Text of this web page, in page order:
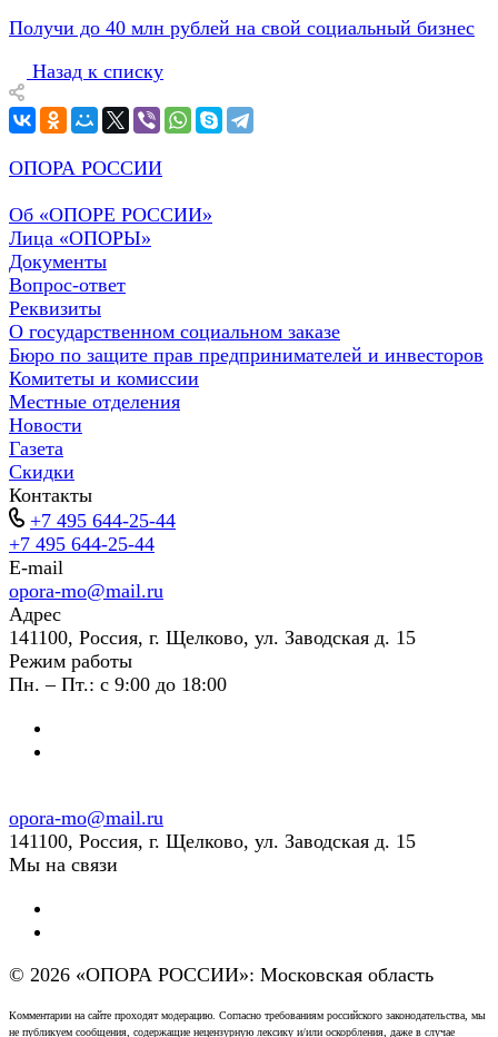
Получи до 40 млн рублей на свой социальный бизнес
Назад к списку
ОПОРА РОССИИ
Об «ОПОРЕ РОССИИ»
Лица «ОПОРЫ»
Документы
Вопрос-ответ
Реквизиты
О государственном социальном заказе
Бюро по защите прав предпринимателей и инвесторов
Комитеты и комиссии
Местные отделения
Новости
Газета
Скидки
Контакты
+7 495 644-25-44
+7 495 644-25-44
E-mail
opora-mo@mail.ru
Адрес
141100, Россия, г. Щелково, ул. Заводская д. 15
Режим работы
Пн. – Пт.: с 9:00 до 18:00
opora-mo@mail.ru
141100, Россия, г. Щелково, ул. Заводская д. 15
Мы на связи
© 2026 «ОПОРА РОССИИ»: Московская область
Комментарии на сайте проходят модерацию. Согласно требованиям российского законодательства, мы
не публикуем сообщения, содержащие нецензурную лексику и/или оскорбления, даже в случае